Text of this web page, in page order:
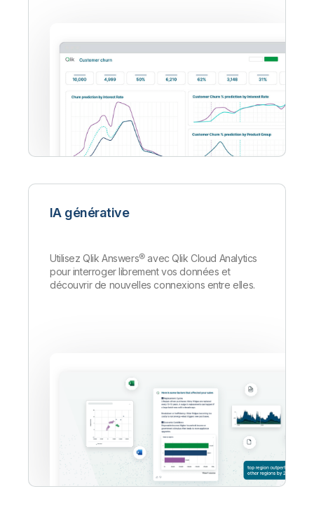
IA générative
Utilisez Qlik Answers®avec Qlik Cloud Analytics
pour interroger librement vos données et
découvrir de nouvelles connexions entre elles.